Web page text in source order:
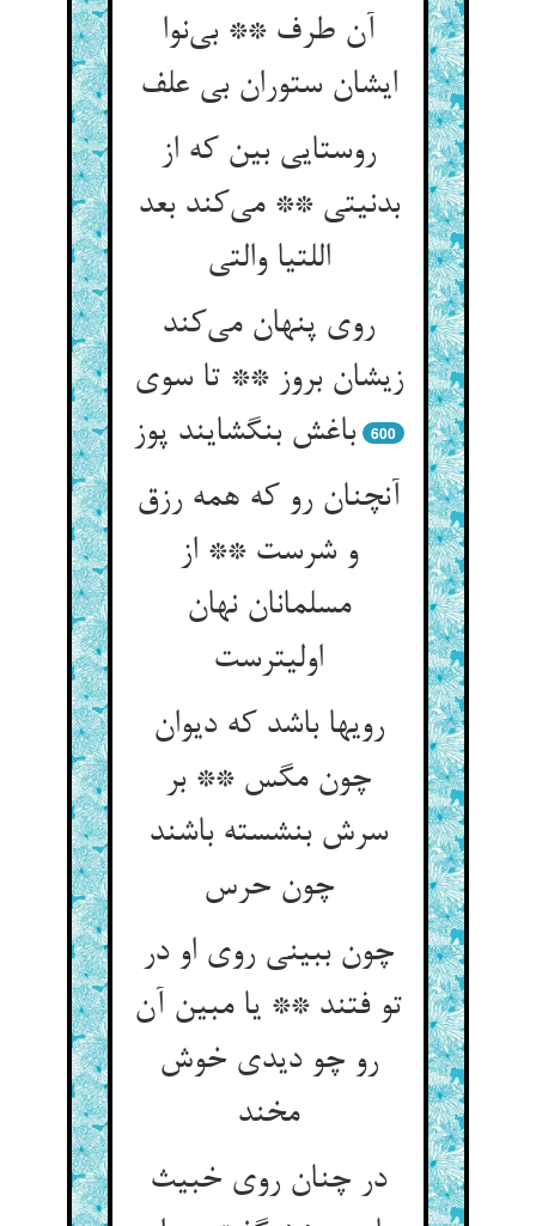
آن طرف ** بی‌نوا
ایشان ستوران بی علف
روستایی بین که از
بدنیتی ** می‌کند بعد
اللتیا والتی
روی پنهان می‌کند
زیشان بروز ** تا سوی
باغش بنگشایند پوز
600
آنچنان رو که همه رزق
و شرست ** از
مسلمانان نهان
اولیترست
رویها باشد که دیوان
چون مگس ** بر
سرش بنشسته باشند
چون حرس
چون ببینی روی او در
تو فتند ** یا مبین آن
رو چو دیدی خوش
مخند
در چنان روی خبیث